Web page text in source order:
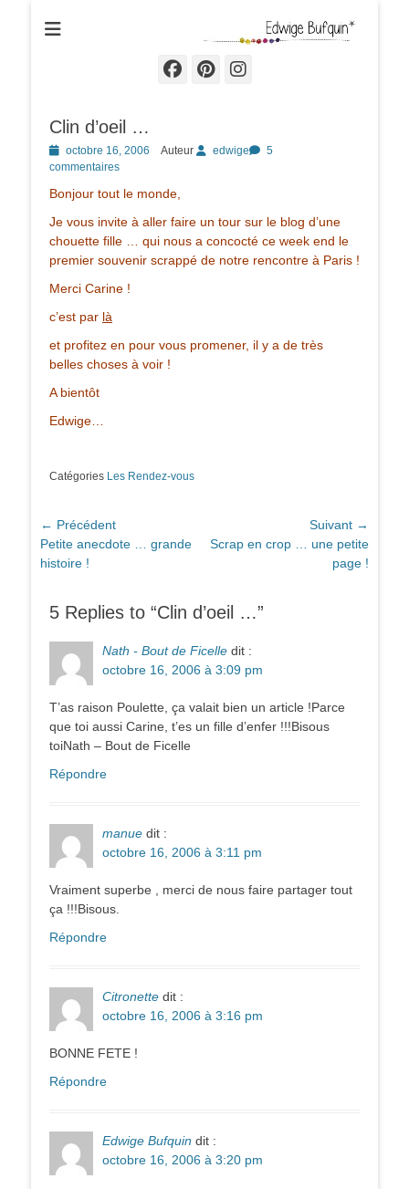
Edwige Bufquin
Facebook
Pinterest
Instagram
Clin d’oeil …
Posted
on
octobre 16, 2006 Auteur edwige
5
commentaires
Bonjour tout le monde,
Je vous invite à aller faire un tour sur le blog d’une
chouette fille … qui nous a concocté ce week end le
premier souvenir scrappé de notre rencontre à Paris !
Merci Carine !
c’est par là
et profitez en pour vous promener, il y a de très
belles choses à voir !
A bientôt
Edwige…
Catégories Les Rendez-vous
Navigation
de
l’article
← Précédent
Article
précédent :
Petite anecdote … grande
histoire !
Suivant →
Article
Scrap en crop … une petite
page !
5 Replies to “Clin d’oeil …”
Nath - Bout de Ficelle dit :
octobre 16, 2006 à 3:09 pm
T’as raison Poulette, ça valait bien un article !Parce
que toi aussi Carine, t’es un fille d’enfer !!!Bisous
toiNath – Bout de Ficelle
Répondre
manue dit :
octobre 16, 2006 à 3:11 pm
Vraiment superbe , merci de nous faire partager tout
ça !!!Bisous.
Répondre
Citronette dit :
octobre 16, 2006 à 3:16 pm
BONNE FETE !
Répondre
Edwige Bufquin dit :
octobre 16, 2006 à 3:20 pm